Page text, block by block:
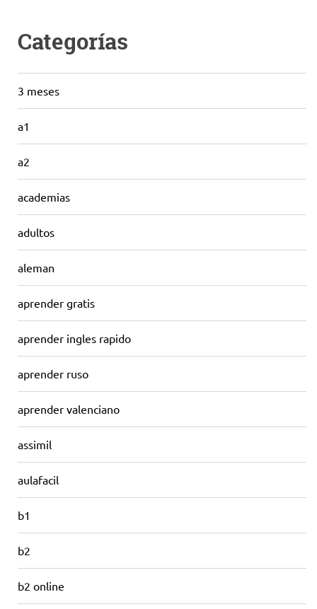
Categorías
3 meses
a1
a2
academias
adultos
aleman
aprender gratis
aprender ingles rapido
aprender ruso
aprender valenciano
assimil
aulafacil
b1
b2
b2 online